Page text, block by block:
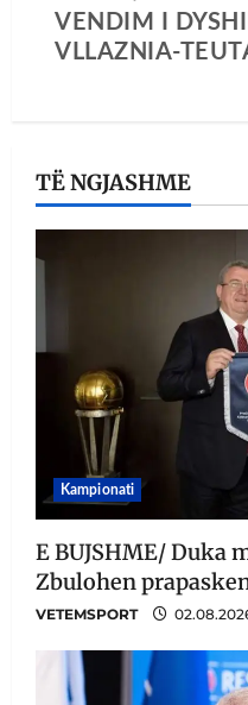
VENDIM I
VLLAZNIA-
TË NGJASHME
Kampionati
E BUJSHME/ Duka
Zbulohen
VETEMSPORT